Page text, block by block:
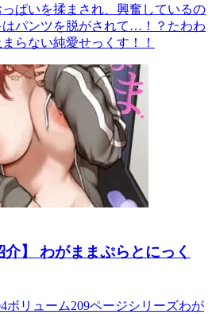
ぱいを揉まされ、興奮しているの
パンツを脱がされて…！？たわわ
らない純愛せっくす！！
介】 わがままぷらとにっく
ボリューム209ページシリーズわが